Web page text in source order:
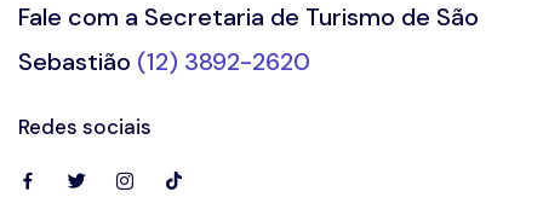
Fale com a Secretaria de Turismo de São
Sebastião (12) 3892-2620
Redes sociais